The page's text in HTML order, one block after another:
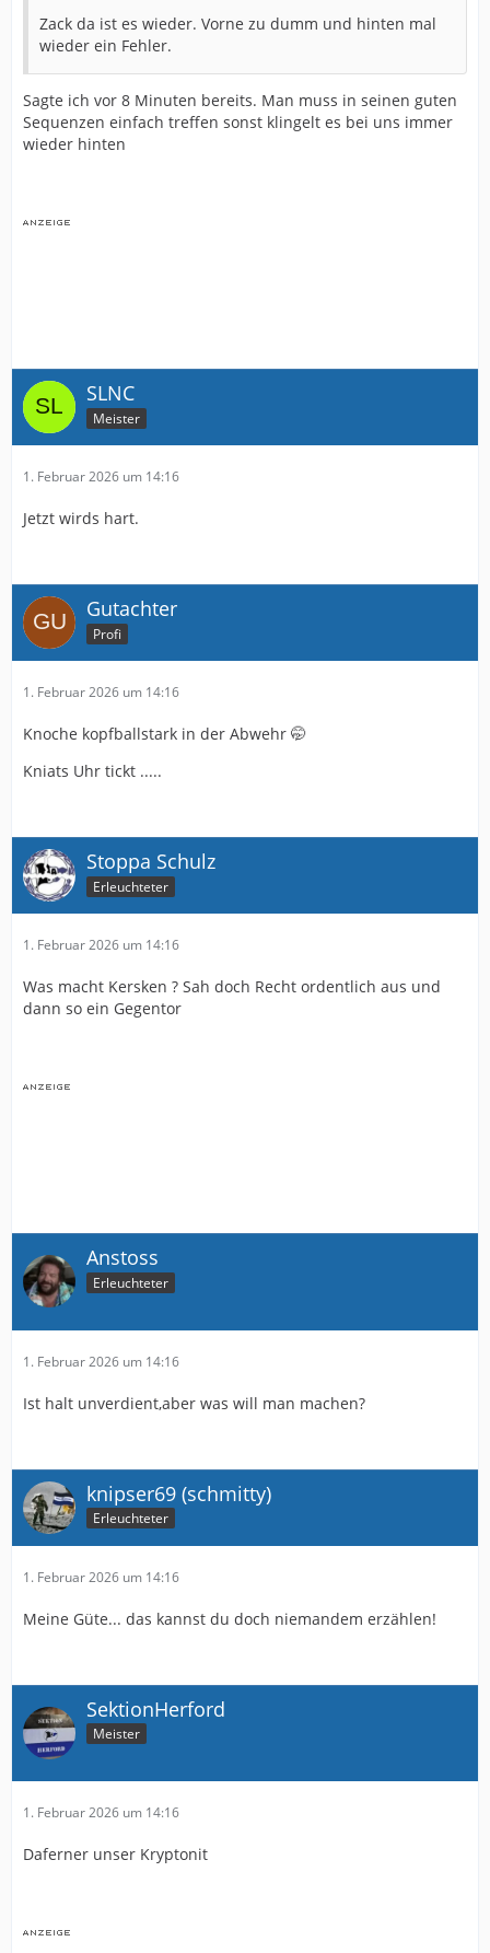
Zack da ist es wieder. Vorne zu dumm und hinten mal
wieder ein Fehler.
Sagte ich vor 8 Minuten bereits. Man muss in seinen guten
Sequenzen einfach treffen sonst klingelt es bei uns immer
wieder hinten
SLNC
Meister
1. Februar 2026 um 14:16
Jetzt wirds hart.
Gutachter
Profi
1. Februar 2026 um 14:16
Knoche kopfballstark in der Abwehr 🤭
Kniats Uhr tickt .....
Stoppa Schulz
Erleuchteter
1. Februar 2026 um 14:16
Was macht Kersken ? Sah doch Recht ordentlich aus und
dann so ein Gegentor
Anstoss
Erleuchteter
1. Februar 2026 um 14:16
Ist halt unverdient,aber was will man machen?
knipser69 (schmitty)
Erleuchteter
1. Februar 2026 um 14:16
Meine Güte... das kannst du doch niemandem erzählen!
SektionHerford
Meister
1. Februar 2026 um 14:16
Daferner unser Kryptonit